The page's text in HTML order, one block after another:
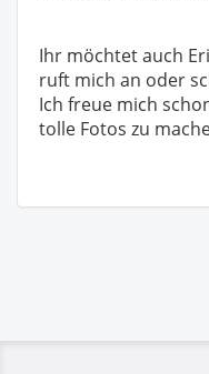
Ihr möchtet auch
ruft mich an oder
Ich freue mich
tolle Fotos zu